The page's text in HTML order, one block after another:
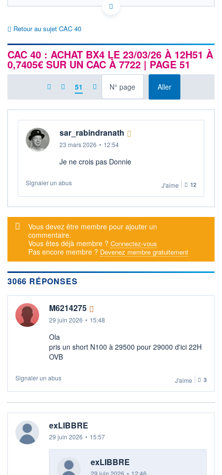
EURONEXT PARIS DONNÉES TEMPS RÉEL
8 721,14 8 669,29
+ HAUT
8 742,53
+ BAS
8 699,71
+HAUT 1ER +BAS 1ER
JANVIER
0 M€ 06.08.26 / 17:52:45
Retour au sujet CAC 40
CAC 40 : ACHAT BX4 LE 23/03/26 À 12H51 À
0,7405€ SUR UN CAC À 7722 | PAGE 51
51 Allerà la page
sar_rabindranath
23 mars 2026 • 12:54
Je ne crois pas Donnie
Signaler un abus J'aime 12
Message d'alerte
Vous devez être membre pour ajouter un
commentaire.
Vous êtes déjà membre ? Connectez-vous
Pas encore membre ? Devenez membre gratuitement
3066 RÉPONSES
M6214275
29 juin 2026 • 15:48
Ola
pris un short N100 à 29500 pour 29000 d'ici 22H
OVB
Signaler un abus J'aime 3
exLIBBRE
29 juin 2026 • 15:57
exLIBBRE
29 juin 2026 • 12:46